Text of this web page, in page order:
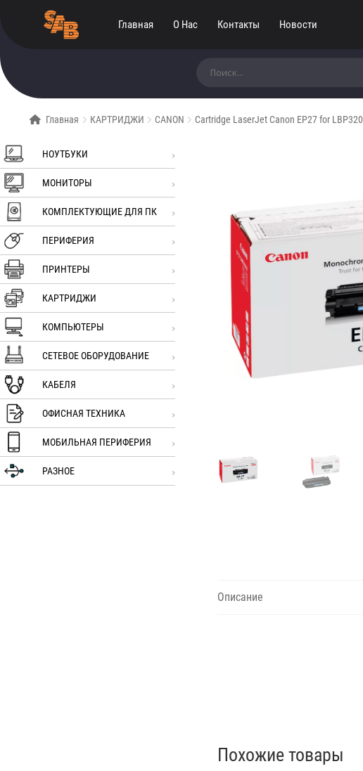
Главная О Нас Контакты Новости
Главная КАРТРИДЖИ CANON Cartridge LaserJet Canon EP27 for
НОУТБУКИ
МОНИТОРЫ
КОМПЛЕКТУЮЩИЕ ДЛЯ ПК
ПЕРИФЕРИЯ
ПРИНТЕРЫ
КАРТРИДЖИ
КОМПЬЮТЕРЫ
СЕТЕВОЕ ОБОРУДОВАНИЕ
КАБЕЛЯ
ОФИСНАЯ ТЕХНИКА
МОБИЛЬНАЯ ПЕРИФЕРИЯ
РАЗНОЕ
Описание
Похожие товары